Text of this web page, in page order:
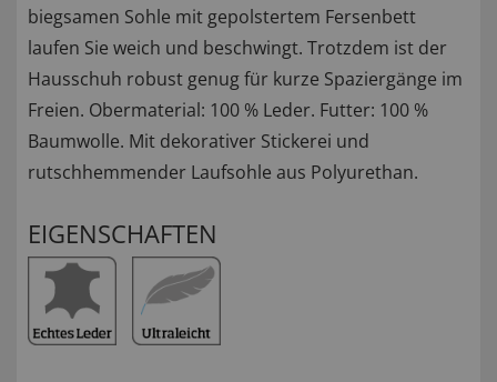
biegsamen Sohle mit gepolstertem Fersenbett
laufen Sie weich und beschwingt. Trotzdem ist der
Hausschuh robust genug für kurze Spaziergänge im
Freien. Obermaterial: 100 % Leder. Futter: 100 %
Baumwolle. Mit dekorativer Stickerei und
rutschhemmender Laufsohle aus Polyurethan.
EIGENSCHAFTEN